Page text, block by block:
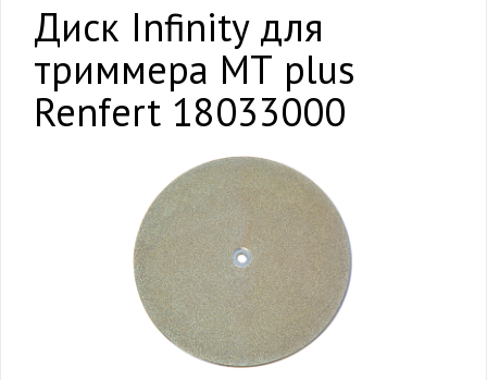
Диск Infinity для
триммера МТ plus
Renfert 18033000